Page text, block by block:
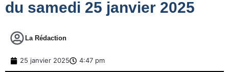
du samedi 25 janvier 2025
La Rédaction
25 janvier 2025 4:47 pm